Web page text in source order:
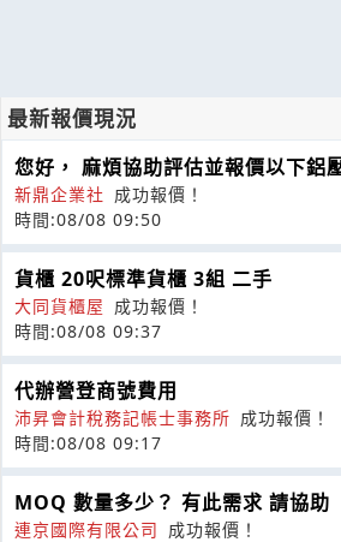
最新報價現況
您好， 麻煩協助評估並報價以下鋁
新鼎企業社 成功報價！
時間:08/08 09:50
貨櫃 20呎標準貨櫃 3組 二手
大同貨櫃屋 成功報價！
時間:08/08 09:37
代辦營登商號費用
沛昇會計稅務記帳士事務所 成功報價！
時間:08/08 09:17
MOQ 數量多少？ 有此需求 請協助
連京國際有限公司 成功報價！